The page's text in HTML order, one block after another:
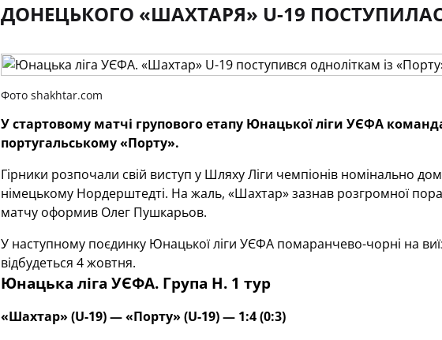
ДОНЕЦЬКОГО «ШАХТАРЯ» U-19
Фото shakhtar.com
У стартовому матчі групового етапу Юнацької ліги УЄФА
португальському «Порту».
Гірники розпочали свій виступ у Шляху Ліги чемпіонів номінально
німецькому Нордерштедті. На жаль, «Шахтар» зазнав розгромної
матчу оформив Олег Пушкарьов.
У наступному поєдинку Юнацької ліги УЄФА помаранчево-чорні на
відбудеться 4 жовтня.
Юнацька ліга УЄФА. Група Н. 1 тур
«Шахтар» (U-19)— «Порту» (U-19) — 1:4 (0:3)